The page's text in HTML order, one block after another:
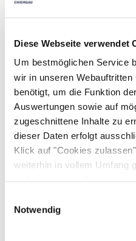
Diese Webseite verwendet
Um bestmöglichen Service
wir in unseren
benötigt, um die Funktion
Auswertungen sowie auf
zugeschnittene Inhalte zu
dieser Daten erfolgt
Klick auf "Cookies
weiterhin in vollem Umfang
steht in unserer
gelistet.
Notwendig